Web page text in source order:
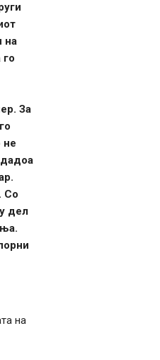
на
За
не
Со
дел
на